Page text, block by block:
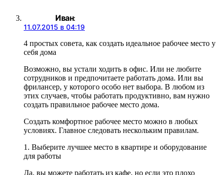
Иван:
11.07.2015 в 04:19
4 простых совета, как создать идеальное рабочее место у
себя дома
Возможно, вы устали ходить в офис. Или не любите
сотрудников и предпочитаете работать дома. Или вы
фрилансер, у которого особо нет выбора. В любом из
этих случаев, чтобы работать продуктивно, вам нужно
создать правильное рабочее место дома.
Создать комфортное рабочее место можно в любых
условиях. Главное следовать нескольким правилам.
1. Выберите лучшее место в квартире и оборудование
для работы
Да, вы можете работать из кафе, но если это плохо